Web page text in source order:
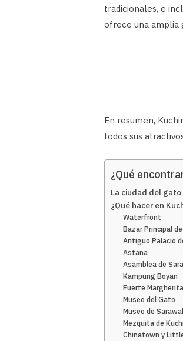
tradicionales, e
ofrece una amplia
En resumen,
todos sus
¿Qué
La ciudad del gato
¿Qué hacer en
Waterfront
Bazar Principal
Antiguo Palacio
Astana
Asamblea de
Kampung Boyan
Fuerte Margherita
Museo del Gato
Museo de
Mezquita de
Chinatown y